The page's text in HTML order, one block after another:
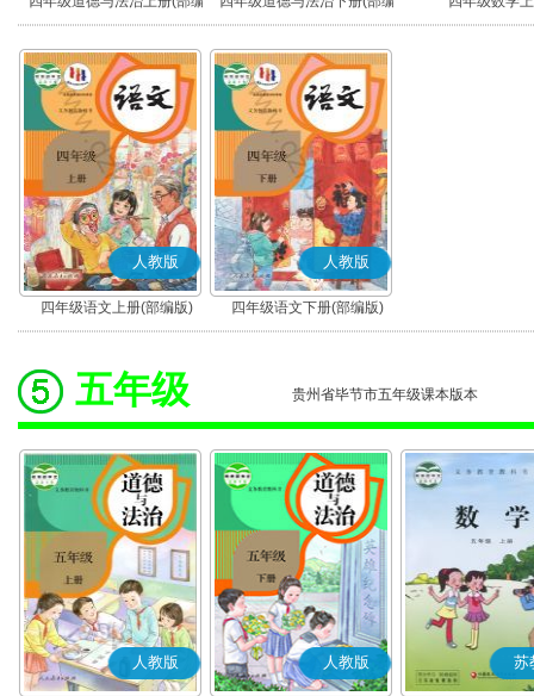
版)
版)
人教版
四年级语文上册(部编版)
人教版
四年级语文下册(部编版)
五年级 贵州省毕节市五年级课本版本
人教版 人教版 苏